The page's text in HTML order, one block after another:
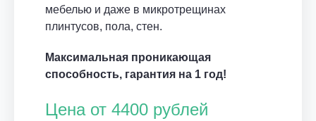
мебелью и даже в микротрещинах
плинтусов, пола, стен.
Максимальная проникающая
способность, гарантия на 1 год!
Цена от 4400 рублей